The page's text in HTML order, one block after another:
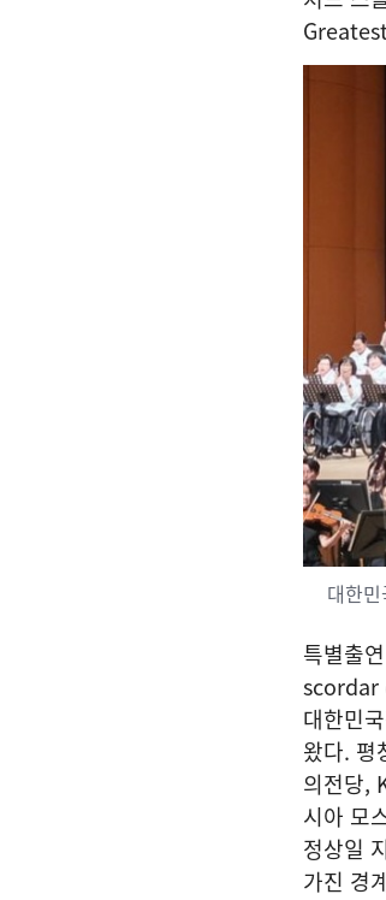
대한
특별출
scordar
대한민
왔다. 평
의전당,
시아 모
정상일
가진 경